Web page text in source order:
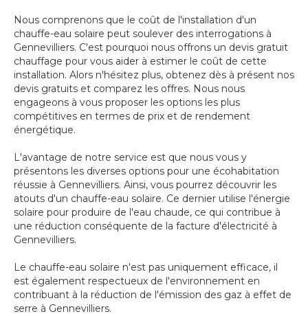
Nous comprenons que le coût de l'installation d'un
chauffe-eau solaire peut soulever des interrogations à
Gennevilliers. C'est pourquoi nous offrons un devis gratuit
chauffage pour vous aider à estimer le coût de cette
installation. Alors n'hésitez plus, obtenez dès à présent nos
devis gratuits et comparez les offres. Nous nous
engageons à vous proposer les options les plus
compétitives en termes de prix et de rendement
énergétique.
L'avantage de notre service est que nous vous y
présentons les diverses options pour une écohabitation
réussie à Gennevilliers. Ainsi, vous pourrez découvrir les
atouts d'un chauffe-eau solaire. Ce dernier utilise l'énergie
solaire pour produire de l'eau chaude, ce qui contribue à
une réduction conséquente de la facture d'électricité à
Gennevilliers.
Le chauffe-eau solaire n'est pas uniquement efficace, il
est également respectueux de l'environnement en
contribuant à la réduction de l'émission des gaz à effet de
serre à Gennevilliers.